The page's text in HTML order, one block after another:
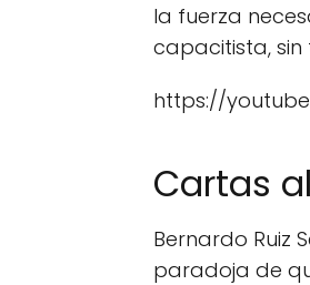
la fuerza
capacitista,
https://
Cartas
Bernardo Ruiz
paradoja de